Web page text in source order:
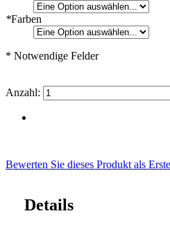
*Farben
* Notwendige Felder
Anzahl:
Bewerten Sie dieses Produkt als
Details